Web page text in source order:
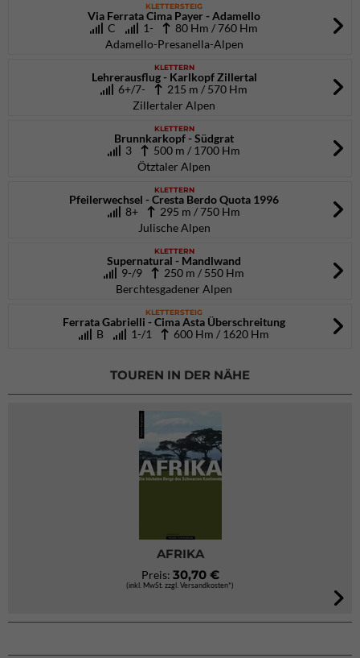
KLETTERSTEIG
Via Ferrata Cima Payer - Adamello
C
1-
80 Hm / 760 Hm
Adamello-Presanella-Alpen
KLETTERN
Lehrerausflug - Karlkopf Zillertal
6+/7-
215 m / 570 Hm
Zillertaler Alpen
KLETTERN
Brunnkarkopf - Südgrat
3
500 m / 1700 Hm
Ötztaler Alpen
KLETTERN
Pfeilerwechsel - Cresta Berdo Quota 1996
8+
295 m / 750 Hm
Julische Alpen
KLETTERN
Supernatural - Mandlwand
9-/9
250 m / 550 Hm
Berchtesgadener Alpen
KLETTERSTEIG
Ferrata Gabrielli - Cima Asta Überschreitung
B
1-/1 600 Hm / 1620 Hm
TOUREN IN DER NÄHE
AFRIKA
Preis: 30,70 €
(inkl. MwSt. zzgl. Versandkosten*)